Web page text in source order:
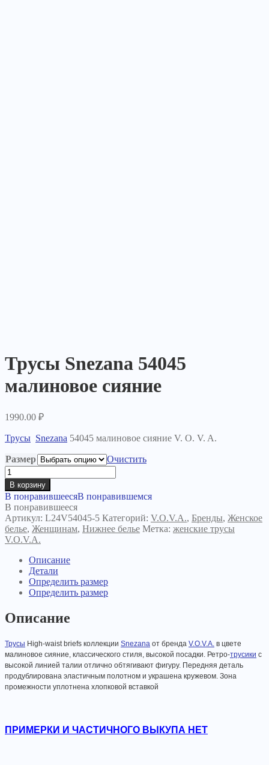
Трусы Snezana 54045
малиновое сияние
1990.00 ₽
Трусы Snezana 54045 малиновое сияние V. O. V. A.
Размер
Очистить
Количество
товара
Трусы
Snezana
54045
малиновое
сияние
В корзину
В понравившеесяВ понравившемся
В понравившееся
Артикул: L24V54045-5 Категорий: V.O.V.A., Бренды, Женское
белье, Женщинам, Нижнее белье Метка: женские трусы
V.O.V.A.
Описание
Детали
Определить размер
Определить размер
Описание
Трусы High-waist briefs коллекции Snezana от бренда V.O.V.A. в цвете
малиновое сияние, классического стиля, высокой посадки. Ретро-трусики с
высокой линией талии отлично обтягивают фигуру. Передняя деталь
продублирована эластичным полотном и украшена кружевом. Зона
промежности уплотнена хлопковой вставкой
ПРИМЕРКИ И ЧАСТИЧНОГО ВЫКУПА НЕТ